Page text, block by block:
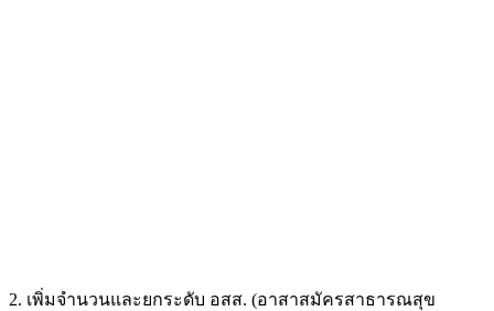
2. เพิ่มจำนวนและยกระดับ อสส. (อาสาสมัครสาธารณสุข